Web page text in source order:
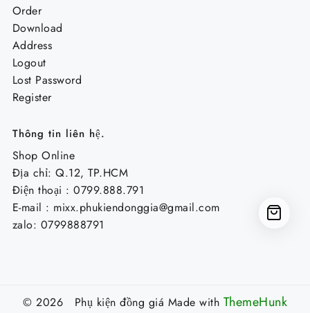
Order
Download
Address
Logout
Lost Password
Register
Thông tin liên hệ.
Shop Online
Địa chỉ: Q.12, TP.HCM
Điện thoại : 0799.888.791
E-mail : mixx.phukiendonggia@gmail.com
zalo: 0799888791
© 2026 Phụ kiện đồng giá Made with ThemeHunk